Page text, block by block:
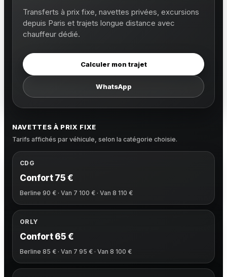
Transferts à prix fixe, navettes privées, excursions
depuis Paris et trajets longue distance avec
chauffeur dédié.
Calculer mon trajet
WhatsApp
NAVETTES À PRIX FIXE
Tarifs affichés par véhicule, selon la catégorie choisie.
CDG
Confort 75 €
Berline 90 € · Van 7 100 € · Van 8 110 €
ORLY
Confort 65 €
Berline 85 € · Van 7 95 € · Van 8 100 €